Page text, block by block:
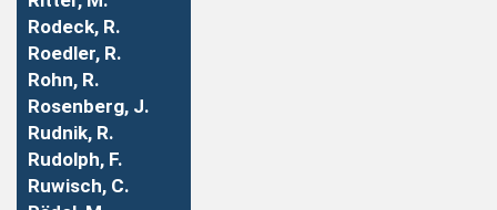
Rodeck, R.
Roedler, R.
Rohn, R.
Rosenberg, J.
Rudnik, R.
Rudolph, F.
Ruwisch, C.